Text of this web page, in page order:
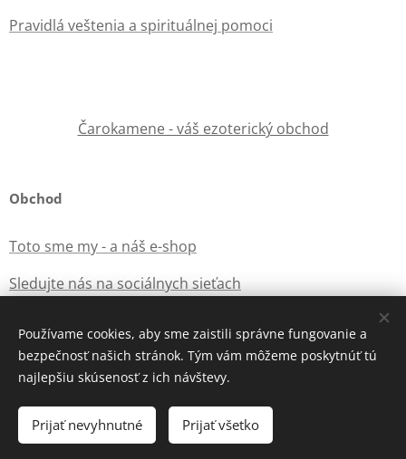
Vypredané
Pravidlá veštenia a spirituálnej pomoci
Čarokamene - váš ezoterický obchod
Obchod
Toto sme my - a náš e-shop
Sledujte nás na sociálnych sieťach
Vytvorené službouWebnode Cookies
Používame cookies, aby sme zaistili správne fungovanie a
bezpečnosť našich stránok. Tým vám môžeme poskytnúť tú
najlepšiu skúsenosť z ich návštevy.
Prijať nevyhnutné Prijať všetko